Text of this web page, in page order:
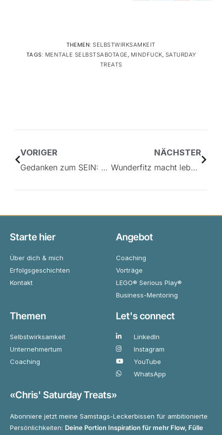
THEMEN: SELBSTWIRKSAMKEIT
TAGS: MENTALE SELBSTSABOTAGE, MINDFUCK, SATURDAY
TREATS
VORIGER
Gedanken zum SEIN: Wie du dich weiterentwickeln und entfalten kannst
NÄCHSTER
Wunderfitz macht lebendig
Starte hier
Über dich & mich
Erfolgsgeschichten
Kontakt
Angebot
Coaching
Vorträge
LEGO® Serious Play®
Business-Mentoring
Themen
Selbstwirksamkeit
Unternehmertum
Coaching
Let's connect
LinkedIn
Instagram
YouTube
WhatsApp
«Chris' Saturday Treats»
Abonniere jetzt meine Samstags-Leckerbissen für ambitionierte
Persönlichkeiten: Deine Portion Inspiration für mehr Flow, Fülle